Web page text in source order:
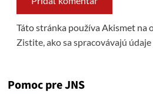
Táto stránka používa Akismet na
Zistite, ako sa spracovávajú
Pomoc pre JNS